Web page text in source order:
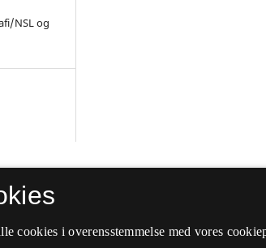
NSL og
cookies i overensstemmelse med vores